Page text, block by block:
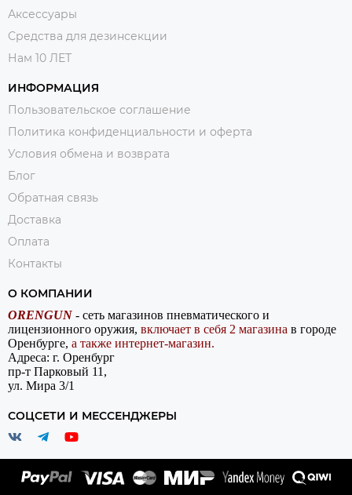
Аксессуары
Средства для дезинсекции
Нам 10 ЛЕТ
ИНФОРМАЦИЯ
Пользовательское соглашение
Политика конфиденциальности и оферта
Условия обмена и возврата
Блог
Обратная связь
Доставка
Оплата
Контакты
О КОМПАНИИ
ORENGUN - сеть магазинов пневматического и
лицензионного оружия, включает в себя 2 магазина в городе
Оренбурге, а также интернет-магазин.
Адреса: г. Оренбург
пр-т Парковый 11,
ул. Мира 3/1
СОЦСЕТИ И МЕССЕНДЖЕРЫ